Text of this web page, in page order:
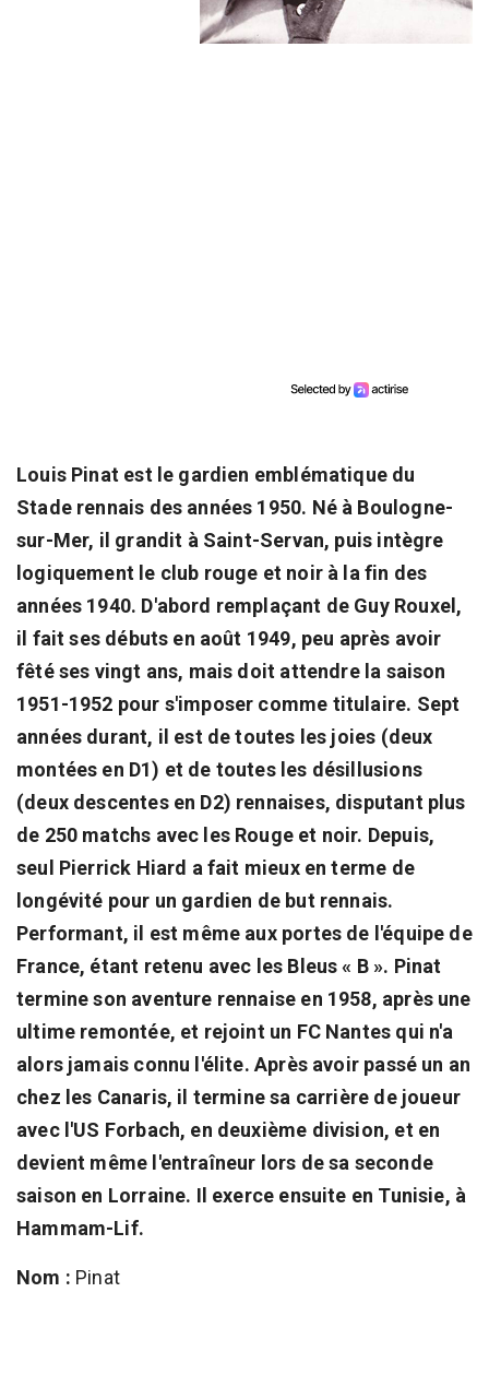
Louis Pinat est le gardien emblématique du
Stade rennais des années 1950. Né à Boulogne-
sur-Mer, il grandit à Saint-Servan, puis intègre
logiquement le club rouge et noir à la fin des
années 1940. D'abord remplaçant de Guy Rouxel,
il fait ses débuts en août 1949, peu après avoir
fêté ses vingt ans, mais doit attendre la saison
1951-1952 pour s'imposer comme titulaire. Sept
années durant, il est de toutes les joies (deux
montées en D1) et de toutes les désillusions
(deux descentes en D2) rennaises, disputant plus
de 250 matchs avec les Rouge et noir. Depuis,
seul Pierrick Hiard a fait mieux en terme de
longévité pour un gardien de but rennais.
Performant, il est même aux portes de l'équipe de
France, étant retenu avec les Bleus « B ». Pinat
termine son aventure rennaise en 1958, après une
ultime remontée, et rejoint un FC Nantes qui n'a
alors jamais connu l'élite. Après avoir passé un an
chez les Canaris, il termine sa carrière de joueur
avec l'US Forbach, en deuxième division, et en
devient même l'entraîneur lors de sa seconde
saison en Lorraine. Il exerce ensuite en Tunisie, à
Hammam-Lif.
Nom : Pinat